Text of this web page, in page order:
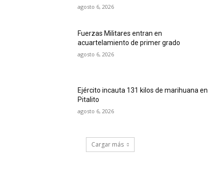
agosto 6, 2026
Fuerzas Militares entran en
acuartelamiento de primer grado
agosto 6, 2026
Ejército incauta 131 kilos de marihuana en
Pitalito
agosto 6, 2026
Cargar más